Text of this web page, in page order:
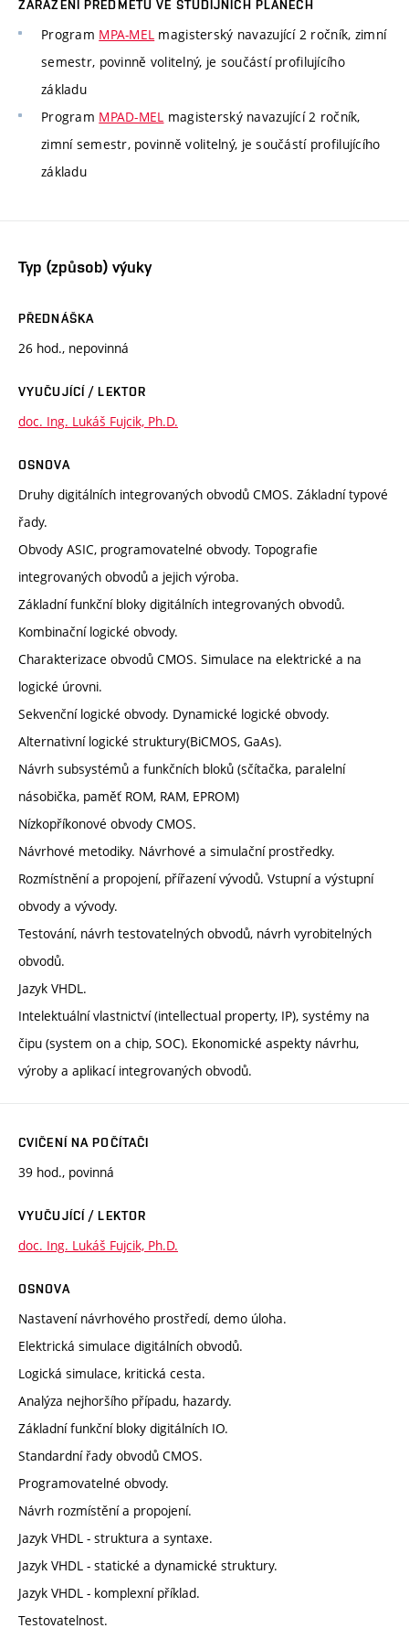
ZAŘAZENÍ PŘEDMĚTU VE STUDIJNÍCH PLÁNECH
Program MPA-MEL magisterský navazující 2 ročník, zimní
semestr, povinně volitelný, je součástí profilujícího
základu
Program MPAD-MEL magisterský navazující 2 ročník,
zimní semestr, povinně volitelný, je součástí profilujícího
základu
Typ (způsob) výuky
PŘEDNÁŠKA
26 hod., nepovinná
VYUČUJÍCÍ / LEKTOR
doc. Ing. Lukáš Fujcik, Ph.D.
OSNOVA
Druhy digitálních integrovaných obvodů CMOS. Základní typové
řady.
Obvody ASIC, programovatelné obvody. Topografie
integrovaných obvodů a jejich výroba.
Základní funkční bloky digitálních integrovaných obvodů.
Kombinační logické obvody.
Charakterizace obvodů CMOS. Simulace na elektrické a na
logické úrovni.
Sekvenční logické obvody. Dynamické logické obvody.
Alternativní logické struktury(BiCMOS, GaAs).
Návrh subsystémů a funkčních bloků (sčítačka, paralelní
násobička, paměť ROM, RAM, EPROM)
Nízkopříkonové obvody CMOS.
Návrhové metodiky. Návrhové a simulační prostředky.
Rozmístnění a propojení, přířazení vývodů. Vstupní a výstupní
obvody a vývody.
Testování, návrh testovatelných obvodů, návrh vyrobitelných
obvodů.
Jazyk VHDL.
Intelektuální vlastnictví (intellectual property, IP), systémy na
čipu (system on a chip, SOC). Ekonomické aspekty návrhu,
výroby a aplikací integrovaných obvodů.
CVIČENÍ NA POČÍTAČI
39 hod., povinná
VYUČUJÍCÍ / LEKTOR
doc. Ing. Lukáš Fujcik, Ph.D.
OSNOVA
Nastavení návrhového prostředí, demo úloha.
Elektrická simulace digitálních obvodů.
Logická simulace, kritická cesta.
Analýza nejhoršího případu, hazardy.
Základní funkční bloky digitálních IO.
Standardní řady obvodů CMOS.
Programovatelné obvody.
Návrh rozmístění a propojení.
Jazyk VHDL - struktura a syntaxe.
Jazyk VHDL - statické a dynamické struktury.
Jazyk VHDL - komplexní příklad.
Testovatelnost.